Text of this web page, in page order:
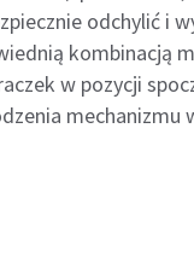
odchylić i
kombinacją
w pozycji
mechanizmu